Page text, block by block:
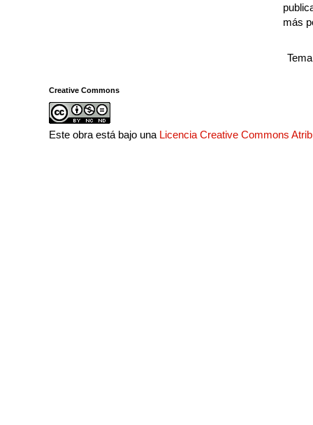
más
Creative Commons
Este obra está bajo una Licencia Creative Commons